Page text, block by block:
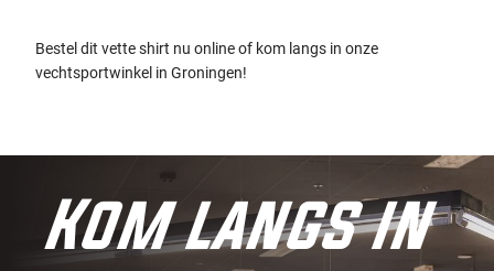
Bestel dit vette shirt nu online of kom langs in onze
vechtsportwinkel in Groningen!
Kom langs in